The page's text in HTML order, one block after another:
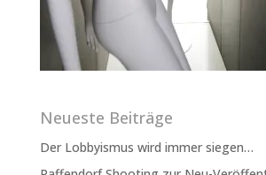
Neueste Beiträge
Der Lobbyismus wird immer siegen…